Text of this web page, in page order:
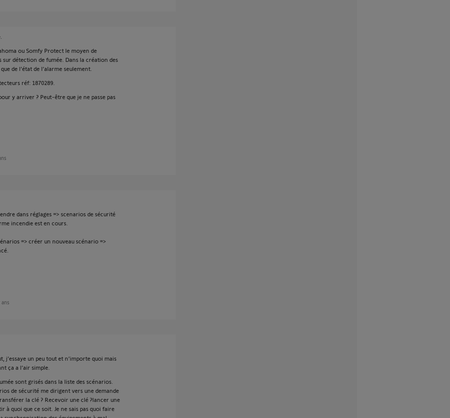
ou Somfy Protect le moyen de
détection de fumée. Dans la création des
de l’état de l’alarme seulement.
réf: 1870289.
y arriver ? Peut-être que je ne passe pas
dans réglages => scenarios de sécurité
incendie est en cours.
=> créer un nouveau scénario =>
ans
un peu tout et n’importe quoi mais
ça a l’air simple.
sont grisés dans la liste des scénarios.
de sécurité me dirigent vers une demande
la clé ? Recevoir une clé ?lancer une
à quoi que ce soit. Je ne sais pas quoi faire